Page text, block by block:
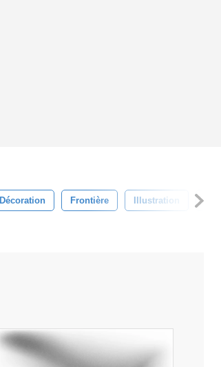
Décoration Frontière Illustration